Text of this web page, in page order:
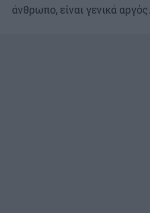
άνθρωπο, είναι γενικά αργός.